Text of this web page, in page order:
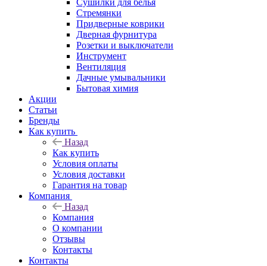
Сушилки для белья
Стремянки
Придверные коврики
Дверная фурнитура
Розетки и выключатели
Инструмент
Вентиляция
Дачные умывальники
Бытовая химия
Акции
Статьи
Бренды
Как купить
Назад
Как купить
Условия оплаты
Условия доставки
Гарантия на товар
Компания
Назад
Компания
О компании
Отзывы
Контакты
Контакты